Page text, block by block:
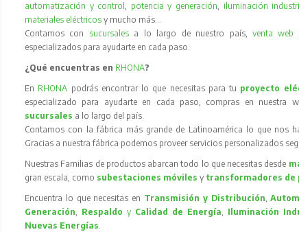
automatización y control, potencia y generación, iluminación
materiales eléctricos y mucho más…
Contamos con sucursales a lo largo de nuestro país, venta web
especializados para ayudarte en cada paso.
¿Qué encuentras en RHONA?
En RHONA podrás encontrar lo que necesitas para tu proyecto
especializado para ayudarte en cada paso, compras en nuestra
sucursales a lo largo del país.
Contamos con la fábrica más grande de Latinoamérica lo que nos
Gracias a nuestra fábrica podemos proveer servicios personalizados
Nuestras Familias de productos abarcan todo lo que necesitas desde
gran escala, como subestaciones móvilesy transformadores de
Encuentra lo que necesitas en Transmisión y Distribución,
Generación, Respaldo y Calidad de Energía, Iluminación
Nuevas Energías.